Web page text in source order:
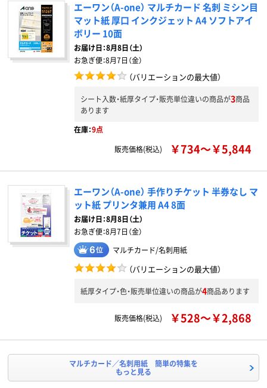
エーワン（A-one） マルチカード 名刺 ミシン目
マット紙 厚口 インクジェット A4 ソフトアイ
ボリー 10面
お届け日：8月8日（土）
お急ぎ便：8月7日（金）
（バリエーションの最大値）
シート入数・紙厚タイプ・販売単位違いの商品が3商品
あります
在庫：9点
販売価格(税込)
￥734～￥5,844
エーワン（A-one） 手作りチケット 半券なし マ
ット紙 プリンタ兼用 A4 8面
お届け日：8月8日（土）
お急ぎ便：8月7日（金）
マルチカード/名刺用紙
（バリエーションの最大値）
紙厚タイプ・色・販売単位違いの商品が4商品あります
販売価格(税込) ￥528～￥2,868
マルチカード／名刺用紙 簡単の特集を
もっと見る